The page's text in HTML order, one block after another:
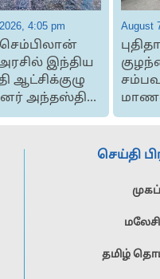
4:05 pm
செம்பிலான்
இந்திய
ஆட்சிக்குழு
அந்தஸ்தில்
August
செய்தி
தமிழ்